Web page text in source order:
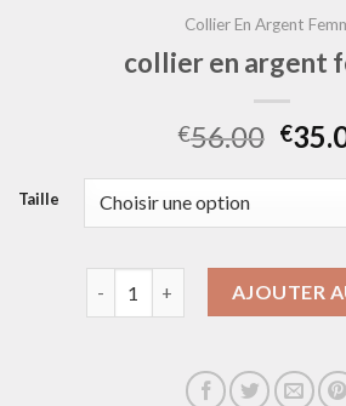
Collier En Argent
collier en argent
€56.00 €
Taille
AJOUTER